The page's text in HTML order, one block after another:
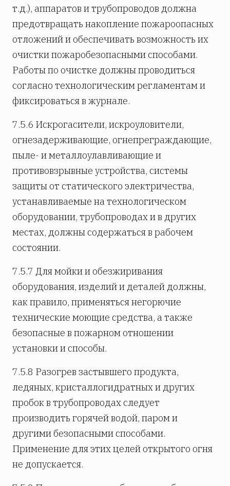
т.д.), аппаратов и трубопроводов должна
предотвращать накопление пожароопасных
отложений и обеспечивать возможность их
очистки пожаробезопасными способами.
Работы по очистке должны проводиться
согласно технологическим регламентам и
фиксироваться в журнале.
7.5.6 Искрогасители, искроуловители,
огнезадерживающие, огнепреграждающие,
пыле- и металлоулавливающие и
противовзрывные устройства, системы
защиты от статического электричества,
устанавливаемые на технологическом
оборудовании, трубопроводах и в других
местах, должны содержаться в рабочем
состоянии.
7.5.7 Для мойки и обезжиривания
оборудования, изделий и деталей должны,
как правило, применяться негорючие
технические моющие средства, а также
безопасные в пожарном отношении
установки и способы.
7.5.8 Разогрев застывшего продукта,
ледяных, кристаллогидратных и других
пробок в трубопроводах следует
производить горячей водой, паром и
другими безопасными способами.
Применение для этих целей открытого огня
не допускается.